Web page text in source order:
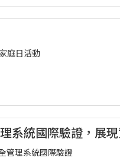
庭日活動
系統國際驗證，展
管理系統國際驗證